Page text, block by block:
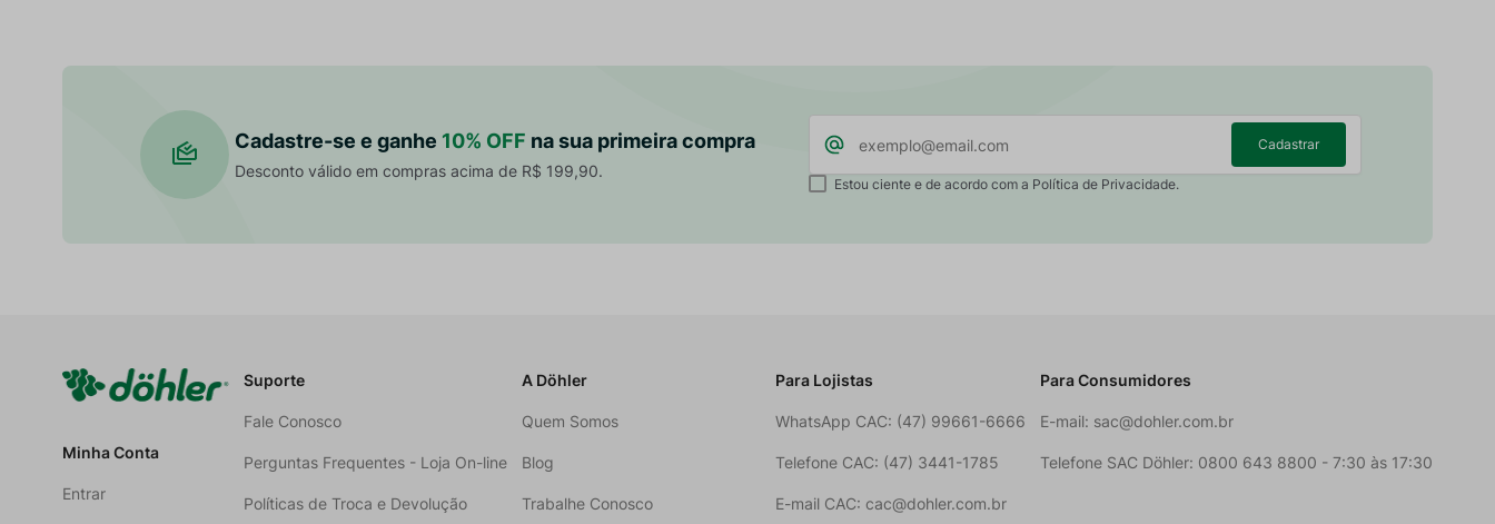
Cadastre-se e ganhe 10% OFF na sua primeira compra
Desconto válido em compras acima de R$ 199,90.
Cadastrar
Estou ciente e de acordo com a Política de Privacidade.
Minha Conta
Entrar
Suporte
Fale Conosco
Perguntas Frequentes - Loja On-line
Políticas de Troca e Devolução
A Döhler
Quem Somos
Blog
Trabalhe Conosco
Para Lojistas
WhatsApp CAC: (47) 99661-6666
Telefone CAC: (47) 3441-1785
E-mail CAC: cac@dohler.com.br
Para Consumidores
E-mail: sac@dohler.com.br
Telefone SAC Döhler: 0800 643 8800 - 7:30 às 17:30